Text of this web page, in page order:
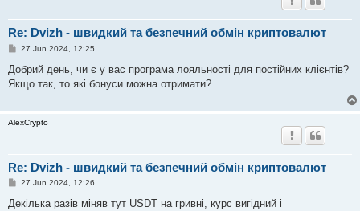
Re: Dvizh - швидкий та безпечний обмін криптовалют
P
s
27 Jun 2024, 12:25
Добрий день, чи є у вас програма лояльності для постійних клієнтів?
Якщо так, то які бонуси можна отримати?
AlexCrypto
Re: Dvizh - швидкий та безпечний обмін криптовалют
P
s
27 Jun 2024, 12:26
Декілька разів міняв тут USDT на гривні, курс вигідний і